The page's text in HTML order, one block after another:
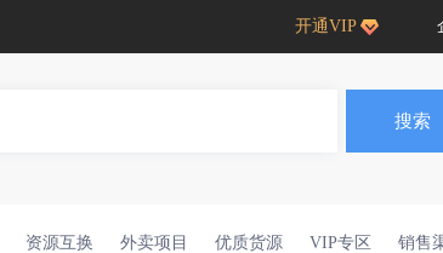
开通VIP
搜索
资源互换 外卖项目 优质货源 VIP专区 销售